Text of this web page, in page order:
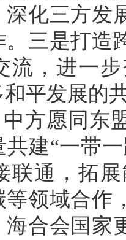
化三方发
。三是打造
流，进一
平发展的
方愿同东
建“一带
联通，拓
领域合作
海合会国家